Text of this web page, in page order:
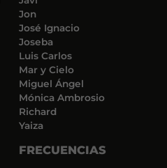
Jon
José Ignacio
Joseba
Luis Carlos
Mar y Cielo
Miguel Ángel
Mónica Ambrosio
Richard
Yaiza
FRECUENCIAS